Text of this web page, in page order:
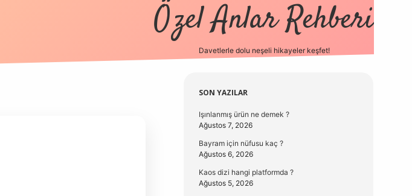
Özel Anlar Rehberi
Davetlerle dolu neşeli hikayeler keşfet!
Sidebar
SON YAZILAR
Işınlanmış ürün ne demek ?
Ağustos 7, 2026
Bayram için nüfusu kaç ?
Ağustos 6, 2026
Kaos dizi hangi platformda ?
Ağustos 5, 2026